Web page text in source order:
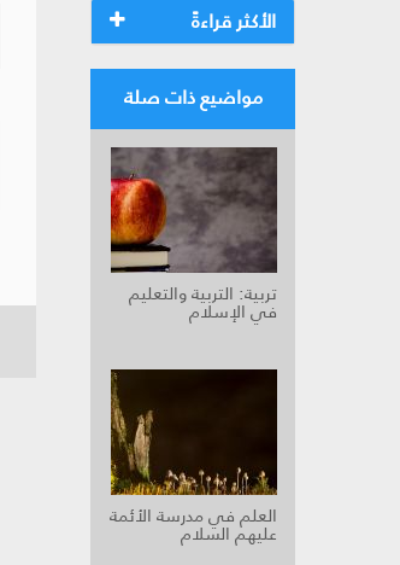
الأكثر قراءةً
مواضيع ذات صلة
تربية: التربية والتعليم
في الإسلام
العلم في مدرسة الأئمة
عليهم السلام